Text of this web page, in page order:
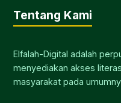
Tentang Kami
Elfalah-Digital adalah
menyediakan akses
masyarakat pada